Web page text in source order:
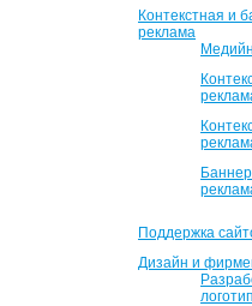
Контекстная и
реклама
Поддержка
Дизайн и